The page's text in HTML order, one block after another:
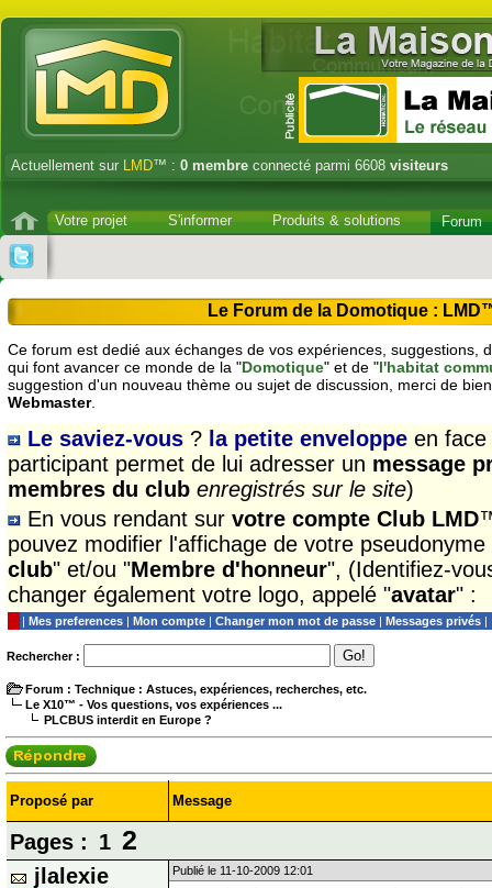
Actuellement sur LMD™ : 0 membre connecté parmi 6608 visiteurs
Votre projet S'informer Produits & solutions Forum
Le Forum de la Domotique :
Ce forum est dedié aux échanges de vos expériences, suggestions,
qui font avancer ce monde de la "Domotique" et de "l'habitat
suggestion d'un nouveau thème ou sujet de discussion, merci de
Webmaster.
Le saviez-vous ? la petite enveloppe en
participant permet de lui adresser un message
membres du club enregistrés sur le site)
En vous rendant sur votre compte Club LMD
pouvez modifier l'affichage de votre
club" et/ou "Membre d'honneur", (Identifiez-
changer également votre logo, appelé "avatar" :
| Mes preferences | Mon compte | Changer mon mot de passe | Messages privés |
Rechercher :
Forum : Technique : Astuces, expériences, recherches, etc.
Le X10™ - Vos questions, vos expériences ...
PLCBUS interdit en Europe ?
Proposé par Message
Pages : 1 2
jlalexie Publié le 11-10-2009 12:01